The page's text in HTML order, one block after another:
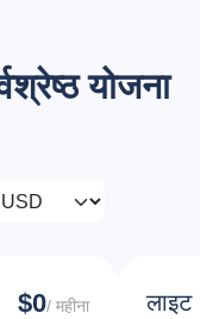
योजना
$0/ महीना
लाइट